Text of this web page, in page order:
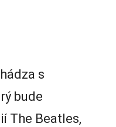
s
bude
The Beatles,